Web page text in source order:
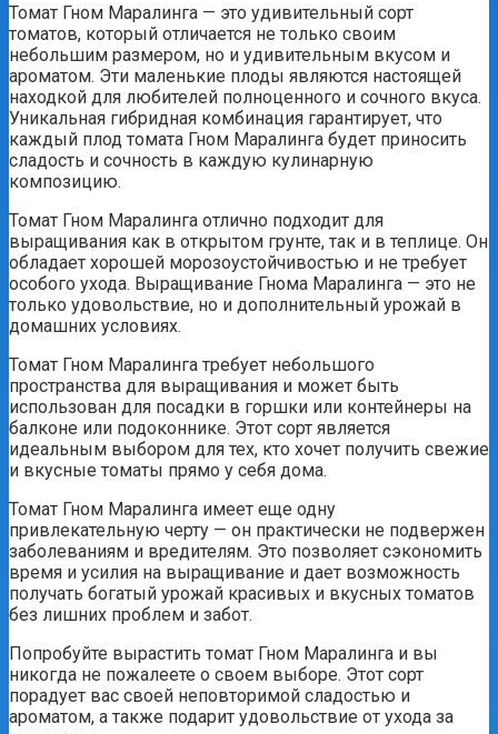
Томат Гном Маралинга — это удивительный сорт
томатов, который отличается не только своим
небольшим размером, но и удивительным вкусом и
ароматом. Эти маленькие плоды являются настоящей
находкой для любителей полноценного и сочного вкуса.
Уникальная гибридная комбинация гарантирует, что
каждый плод томата Гном Маралинга будет приносить
сладость и сочность в каждую кулинарную
композицию.
Томат Гном Маралинга отлично подходит для
выращивания как в открытом грунте, так и в теплице. Он
обладает хорошей морозоустойчивостью и не требует
особого ухода. Выращивание Гнома Маралинга — это не
только удовольствие, но и дополнительный урожай в
домашних условиях.
Томат Гном Маралинга требует небольшого
пространства для выращивания и может быть
использован для посадки в горшки или контейнеры на
балконе или подоконнике. Этот сорт является
идеальным выбором для тех, кто хочет получить свежие
и вкусные томаты прямо у себя дома.
Томат Гном Маралинга имеет еще одну
привлекательную черту — он практически не подвержен
заболеваниям и вредителям. Это позволяет сэкономить
время и усилия на выращивание и дает возможность
получать богатый урожай красивых и вкусных томатов
без лишних проблем и забот.
Попробуйте вырастить томат Гном Маралинга и вы
никогда не пожалеете о своем выборе. Этот сорт
порадует вас своей неповторимой сладостью и
ароматом, а также подарит удовольствие от ухода за